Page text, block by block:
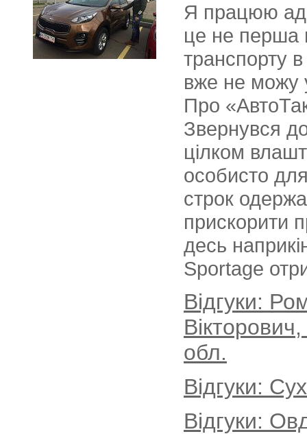
Я працюю
це не перша
транспорту
вже не можу
Про
Звернувся
цілком
особисто
строк
прискорити
десь
Sportage
Відгуки:
обл.
Відгуки:
Відгуки: